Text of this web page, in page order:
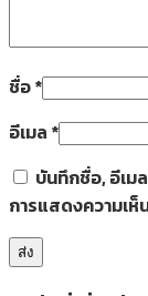
ชื่อ*
อีเมล *
บันทึกชื่อ, อีเม
การแสดงความเห็